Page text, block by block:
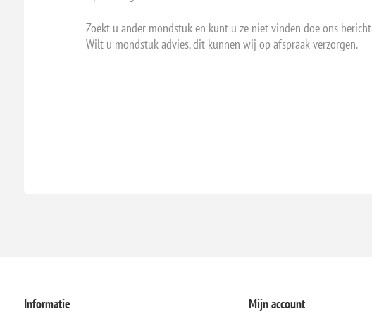
Zoekt u ander mondstuk en kunt u ze niet vinden doe ons bericht
Wilt u mondstuk advies, dit kunnen wij op afspraak verzorgen.
Informatie Mijn account